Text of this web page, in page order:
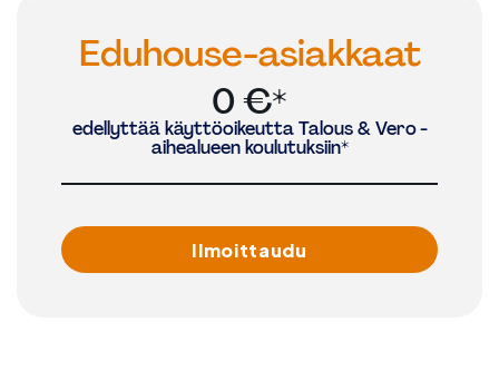
Eduhouse-asiakkaat
0 €*
edellyttää käyttöoikeutta Talous & Vero -
aihealueen koulutuksiin*
Ilmoittaudu